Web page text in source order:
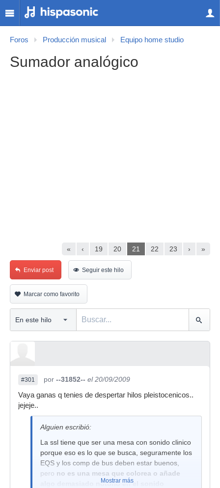
Foros Producción musical Equipo home studio
Sumador analógico
« ‹ 19 20 21 22 23 › »
Enviar post Seguir este hilo
Marcar como favorito
#301 por --31852-- el 20/09/2009
Vaya ganas q tenies de despertar hilos pleistocenicos..
jejeje..
Alguien escribió:
La ssl tiene que ser una mesa con sonido clinico
porque eso es lo que se busca, seguramente los
EQS y los comp de bus deben estar buenos,
pero no es una mesa que colorea o añade
algo demasiado notorio en el sonido
Mostrar más